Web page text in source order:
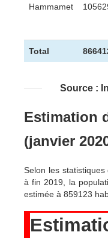
Total
Hammamet
Source :
Estimation
(janvier
Selon les statistiques
à fin 2019, la
estimée à 859123